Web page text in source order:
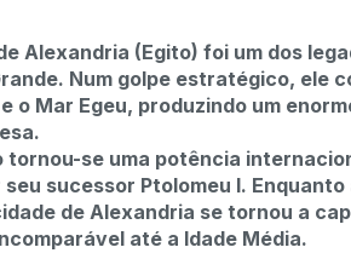
Alexandria (Egito) foi um dos
Num golpe estratégico, ele
o Mar Egeu, produzindo um
tornou-se uma potência
sucessor Ptolomeu I.
de Alexandria se tornou a
até a Idade Média.